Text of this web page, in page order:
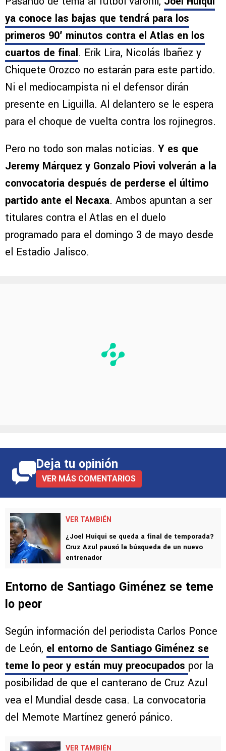
ya conoce las bajas que tendrá para los
primeros 90′ minutos contra el Atlas en los
cuartos de final. Erik Lira, Nicolás Ibañez y
Chiquete Orozco no estarán para este partido.
Ni el mediocampista ni el defensor dirán
presente en Liguilla. Al delantero se le espera
para el choque de vuelta contra los rojinegros.
Pero no todo son malas noticias. Y es que
Jeremy Márquez y Gonzalo Piovi volverán a la
convocatoria después de perderse el último
partido ante el Necaxa. Ambos apuntan a ser
titulares contra el Atlas en el duelo
programado para el domingo 3 de mayo desde
el Estadio Jalisco.
Deja tu opinión
VER MÁS COMENTARIOS
VER TAMBIÉN
¿Joel Huiqui se queda a final de temporada?
Cruz Azul pausó la búsqueda de un nuevo
entrenador
Entorno de Santiago Giménez se teme
lo peor
Según información del periodista Carlos Ponce
de León, el entorno de Santiago Giménez se
teme lo peor y están muy preocupados por la
posibilidad de que el canterano de Cruz Azul
vea el Mundial desde casa. La convocatoria
del Memote Martínez generó pánico.
VER TAMBIÉN